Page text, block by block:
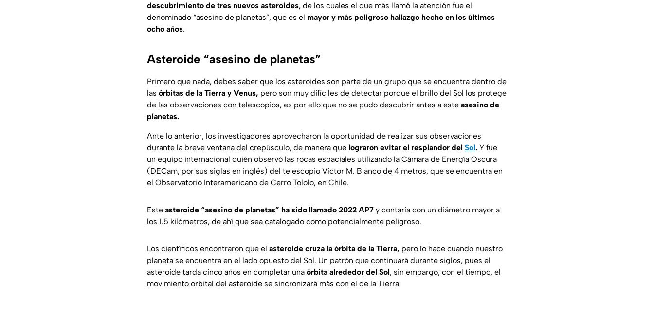
descubrimiento de tres nuevos asteroides, de los cuales el que más llamó la atención fue el
denominado “asesino de planetas”, que es el mayor y más peligroso hallazgo hecho en los últimos
ocho años.
Asteroide “asesino de planetas”
Primero que nada, debes saber que los asteroides son parte de un grupo que se encuentra dentro de
las órbitas de la Tierra y Venus, pero son muy difíciles de detectar porque el brillo del Sol los protege
de las observaciones con telescopios, es por ello que no se pudo descubrir antes a este asesino de
planetas.
Ante lo anterior, los investigadores aprovecharon la oportunidad de realizar sus observaciones
durante la breve ventana del crepúsculo, de manera que lograron evitar el resplandor del Sol. Y fue
un equipo internacional quién observó las rocas espaciales utilizando la Cámara de Energía Oscura
(DECam, por sus siglas en inglés) del telescopio Víctor M. Blanco de 4 metros, que se encuentra en
el Observatorio Interamericano de Cerro Tololo, en Chile.
Este asteroide “asesino de planetas” ha sido llamado 2022 AP7 y contaría con un diámetro mayor a
los 1.5 kilómetros, de ahí que sea catalogado como potencialmente peligroso.
Los científicos encontraron que el asteroide cruza la órbita de la Tierra, pero lo hace cuando nuestro
planeta se encuentra en el lado opuesto del Sol. Un patrón que continuará durante siglos, pues el
asteroide tarda cinco años en completar una órbita alrededor del Sol, sin embargo, con el tiempo, el
movimiento orbital del asteroide se sincronizará más con el de la Tierra.